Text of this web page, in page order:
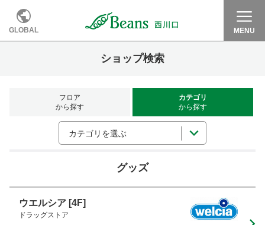
GLOBAL MENU
ショップ検索
フロア
から探す
カテゴリ
から探す
カテゴリを選ぶ
グッズ
ウエルシア [4F]
ドラッグストア